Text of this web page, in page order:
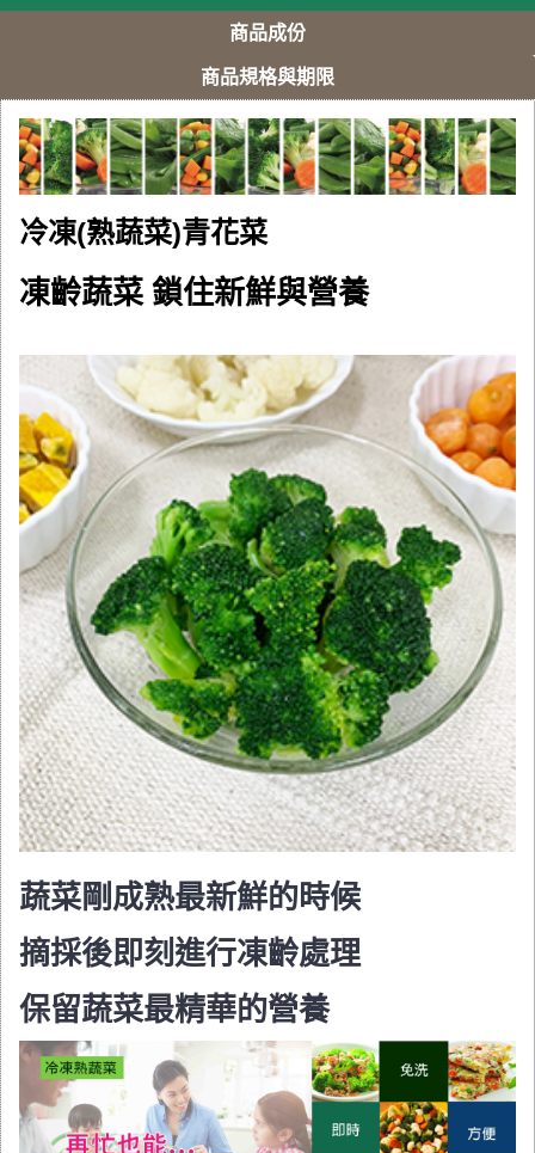
商品成份
商品規格與期限
冷凍(熟蔬菜)青花菜
凍齡蔬菜 鎖住新鮮與營養
蔬菜剛成熟最新鮮的時候
摘採後即刻進行凍齡處理
保留蔬菜最精華的營養